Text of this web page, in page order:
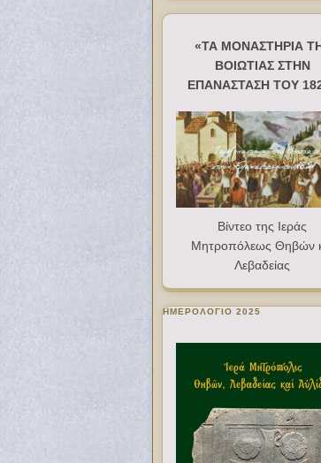
«ΤΑ ΜΟΝΑΣΤΗΡΙΑ
ΒΟΙΩΤΙΑΣ ΣΤΗΝ
ΕΠΑΝΑΣΤΑΣΗ ΤΟΥ
Βίντεο της Ιεράς
Μητροπόλεως Θηβών
Λεβαδείας
ΗΜΕΡΟΛΟΓΙΟ 2025